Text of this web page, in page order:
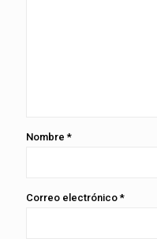
Nombre *
Correo electrónico *